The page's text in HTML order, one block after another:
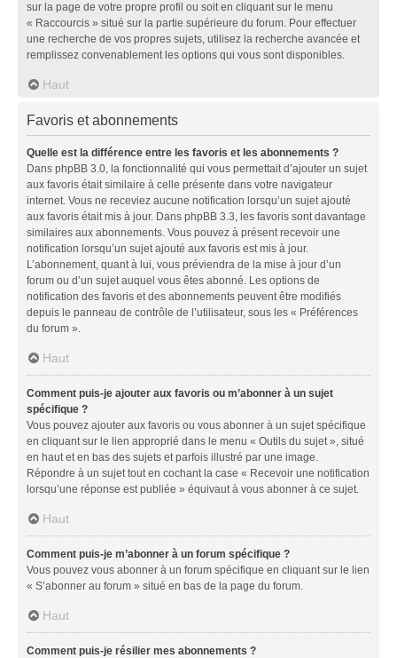
sur la page de votre propre profil ou soit en cliquant sur le menu
« Raccourcis » situé sur la partie supérieure du forum. Pour effectuer
une recherche de vos propres sujets, utilisez la recherche avancée et
remplissez convenablement les options qui vous sont disponibles.
Haut
Favoris et abonnements
Quelle est la différence entre les favoris et les abonnements ?
Dans phpBB 3.0, la fonctionnalité qui vous permettait d’ajouter un sujet
aux favoris était similaire à celle présente dans votre navigateur
internet. Vous ne receviez aucune notification lorsqu’un sujet ajouté
aux favoris était mis à jour. Dans phpBB 3.3, les favoris sont davantage
similaires aux abonnements. Vous pouvez à présent recevoir une
notification lorsqu’un sujet ajouté aux favoris est mis à jour.
L’abonnement, quant à lui, vous préviendra de la mise à jour d’un
forum ou d’un sujet auquel vous êtes abonné. Les options de
notification des favoris et des abonnements peuvent être modifiés
depuis le panneau de contrôle de l’utilisateur, sous les « Préférences
du forum ».
Haut
Comment puis-je ajouter aux favoris ou m’abonner à un sujet
spécifique ?
Vous pouvez ajouter aux favoris ou vous abonner à un sujet spécifique
en cliquant sur le lien approprié dans le menu « Outils du sujet », situé
en haut et en bas des sujets et parfois illustré par une image.
Répondre à un sujet tout en cochant la case « Recevoir une notification
lorsqu’une réponse est publiée » équivaut à vous abonner à ce sujet.
Haut
Comment puis-je m’abonner à un forum spécifique ?
Vous pouvez vous abonner à un forum spécifique en cliquant sur le lien
« S’abonner au forum » situé en bas de la page du forum.
Haut
Comment puis-je résilier mes abonnements ?